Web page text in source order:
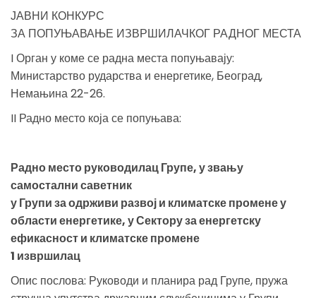
ЈАВНИ КОНКУРС
ЗА ПОПУЊАВАЊЕ ИЗВРШИЛАЧКОГ РАДНОГ МЕСТА
I Орган у коме се радна места попуњавају:
Министарство рударства и енергетике, Београд,
Немањина 22-26.
II Радно место која се попуњава:
Радно место руководилац Групе, у звању
самостални саветник
у Групи за одрживи развој и климатске промене у
области енергетике, у Сектору за енергетску
ефикасност и климатске промене
1 извршилац
Опис послова: Руководи и планира рад Групе, пружа